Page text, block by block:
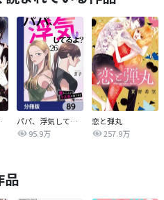
れない
パパ、浮気してるよ？娘と二人でクズ夫を捨てます【分冊版】
95.9万
恋と弾丸
257.9万
品